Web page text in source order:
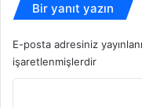
Bir yanıt yazın
E-posta adresiniz
işaretlenmişlerdir